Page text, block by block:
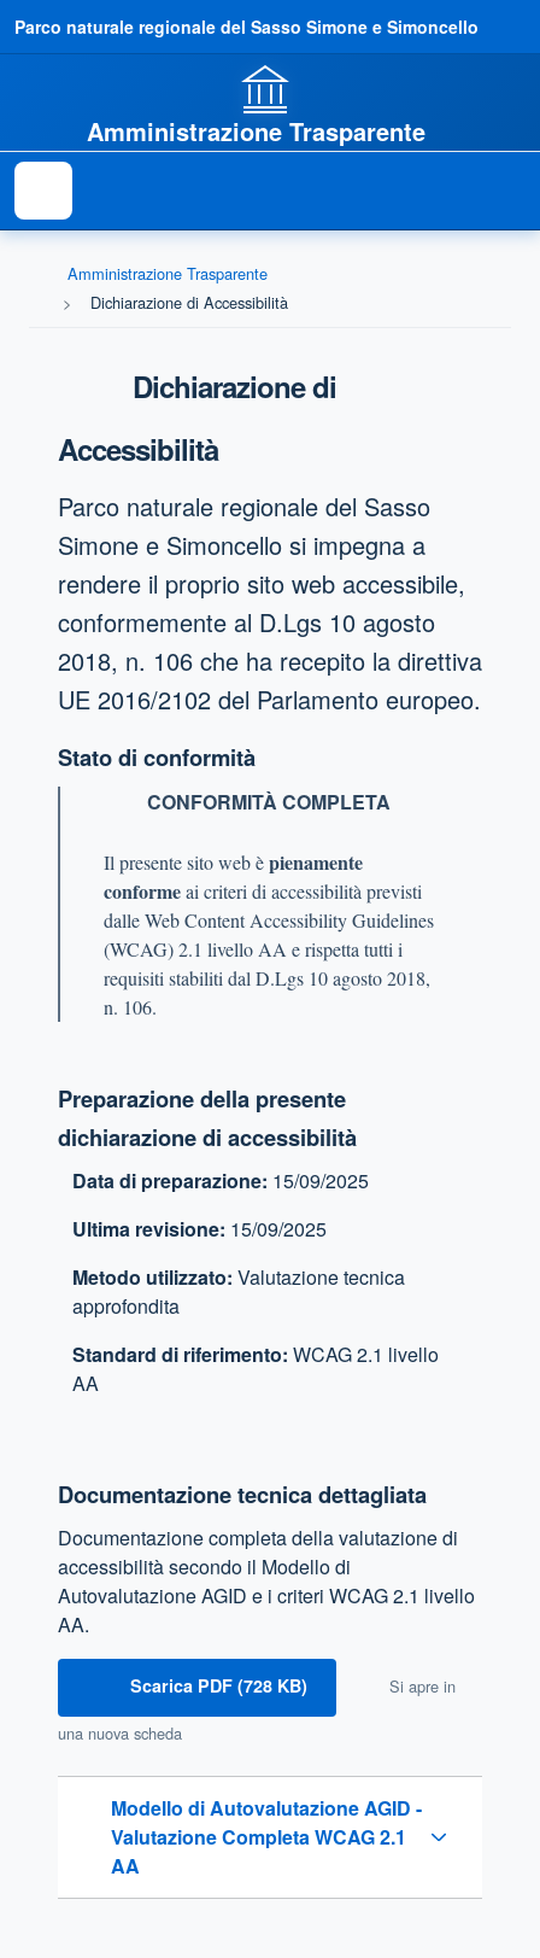
Parco naturale regionale del Sasso Simone e Simoncello
Amministrazione Trasparente
Amministrazione Trasparente
Dichiarazione di Accessibilità
Dichiarazione di
Accessibilità
Parco naturale regionale del Sasso
Simone e Simoncello si impegna a
rendere il proprio sito web accessibile,
conformemente al D.Lgs 10 agosto
2018, n. 106 che ha recepito la direttiva
UE 2016/2102 del Parlamento europeo.
Stato di conformità
CONFORMITÀ COMPLETA
Il presente sito web èpienamente
conformeai criteri di accessibilità previsti
dalle Web Content Accessibility Guidelines
(WCAG) 2.1 livello AA e rispetta tutti i
requisiti stabiliti dal D.Lgs 10 agosto 2018,
n. 106.
Preparazione della presente
dichiarazione di accessibilità
Data di preparazione: 15/09/2025
Ultima revisione: 15/09/2025
Metodo utilizzato: Valutazione tecnica
approfondita
Standard di riferimento: WCAG 2.1 livello
AA
Documentazione tecnica dettagliata
Documentazione completa della valutazione di
accessibilità secondo il Modello di
Autovalutazione AGID e i criteri WCAG 2.1 livello
AA.
Scarica PDF (728 KB) Si apre in
una nuova scheda
Modello di Autovalutazione AGID -
Valutazione Completa WCAG 2.1
AA